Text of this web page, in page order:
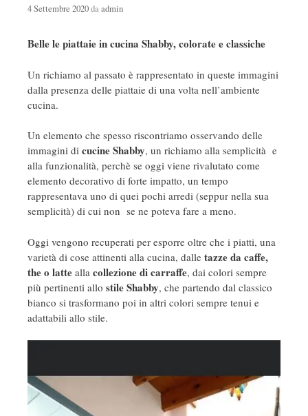
4 Settembre 2020daadmin
Belle le piattaie in cucina Shabby, colorate e classiche
Un richiamo al passato è rappresentato in queste immagini
dalla presenza delle piattaie di una volta nell’ambiente
cucina.
Un elemento che spesso riscontriamo osservando delle
immagini di cucine Shabby, un richiamo alla semplicità e
alla funzionalità, perchè se oggi viene rivalutato come
elemento decorativo di forte impatto, un tempo
rappresentava uno di quei pochi arredi (seppur nella sua
semplicità) di cui non se ne poteva fare a meno.
Oggi vengono recuperati per esporre oltre che i piatti, una
varietà di cose attinenti alla cucina, dalle tazze da caffe,
the o latte alla collezione di carraffe, dai colori sempre
più pertinenti allo stileShabby, che partendo dal classico
bianco si trasformano poi in altri colori sempre tenui e
adattabili allo stile.